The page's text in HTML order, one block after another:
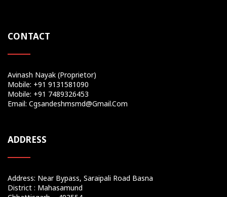
CONTACT
Avinash Nayak (Proprietor)
Mobile: +91 9131581090
Mobile: +91 7489326453
Email: Cgsandeshmsmd@gmail.com
ADDRESS
Address: Near Bypass, Saraipali Road Basna
District : Mahasamund